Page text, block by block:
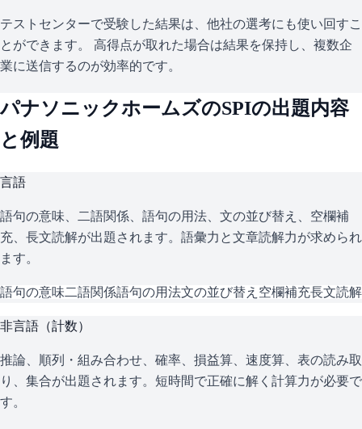
テストセンターで受験した結果は、他社の選考にも使い回すこ
とができます。 高得点が取れた場合は結果を保持し、複数企
業に送信するのが効率的です。
パナソニックホームズのSPIの出題内容
と例題
言語
語句の意味、二語関係、語句の用法、文の並び替え、空欄補
充、長文読解が出題されます。語彙力と文章読解力が求められ
ます。
語句の意味二語関係語句の用法文の並び替え 空欄補充長文読解
非言語（計数）
推論、順列・組み合わせ、確率、損益算、速度算、表の読み取
り、集合が出題されます。短時間で正確に解く計算力が必要で
す。